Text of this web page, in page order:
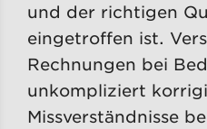
und der richtigen
eingetroffen ist.
Rechnungen bei
unkompliziert
Missverständnisse